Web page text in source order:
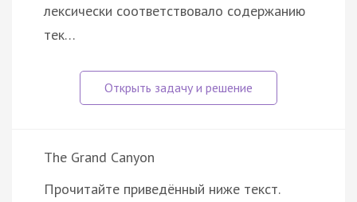
лексически соответствовало содержанию
тек…
The Grand Canyon
Прочитайте приведённый ниже текст.